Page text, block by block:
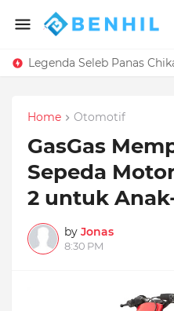
Home Otomotif
GasGas
Sepeda
2 untuk
by Jonas
8:30 PM